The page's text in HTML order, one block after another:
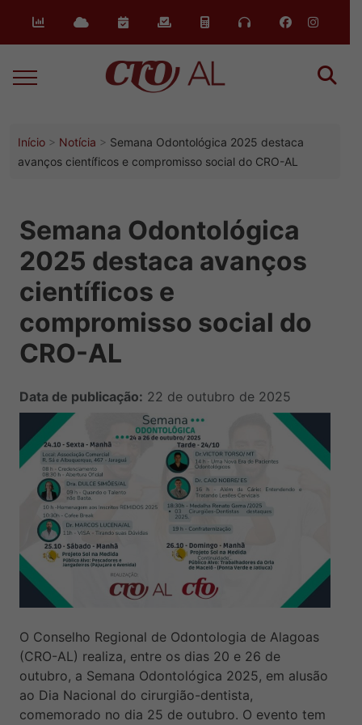
Início Notícia
Semana Odontológica 2025 destaca
avanços científicos e compromisso social do CRO-AL
Semana Odontológica
2025 destaca avanços
científicos e
compromisso social do
CRO-AL
Data de publicação: 22 de outubro de 2025
O Conselho Regional de Odontologia de Alagoas
(CRO-AL) realiza, entre os dias 20 e 26 de
outubro, a Semana Odontológica 2025, em alusão
ao Dia Nacional do cirurgião-dentista,
comemorado no dia 25 de outubro. O evento tem